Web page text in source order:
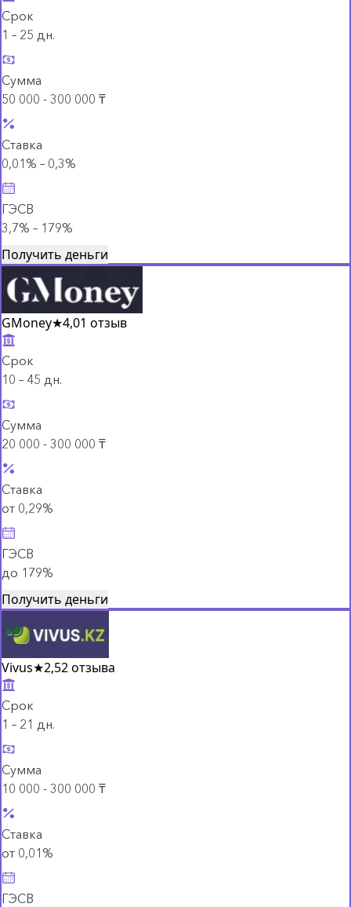
Срок
1 – 25 дн.
Сумма
50 000 - 300 000 ₸
Ставка
0,01% – 0,3%
ГЭСВ
3,7% – 179%
Получить деньги
GMoney★4,01 отзыв
Срок
10 – 45 дн.
Сумма
20 000 - 300 000 ₸
Ставка
от 0,29%
ГЭСВ
до 179%
Получить деньги
Vivus★2,52 отзыва
Срок
1 – 21 дн.
Сумма
10 000 - 300 000 ₸
Ставка
от 0,01%
ГЭСВ